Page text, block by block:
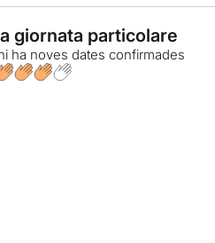
giornata particolare
ha noves dates confirmades